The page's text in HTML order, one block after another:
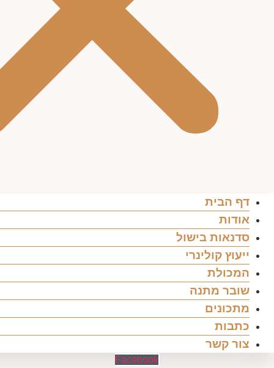
דף הבית
אודות
סדנאות בישול
ייעוץ קולינרי
המכולת
שובר מתנה
מתכונים
כתבות
צור קשר
Facebook